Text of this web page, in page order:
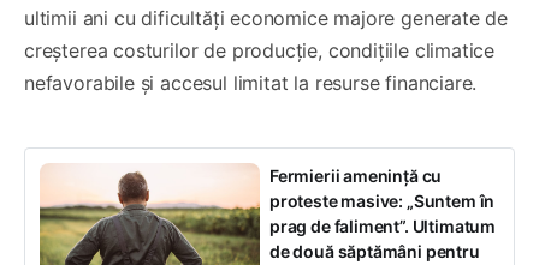
ultimii ani cu dificultăți economice majore generate de
creșterea costurilor de producție, condițiile climatice
nefavorabile și accesul limitat la resurse financiare.
Fermierii amenință cu
proteste masive: „Suntem în
prag de faliment”. Ultimatum
de două săptămâni pentru